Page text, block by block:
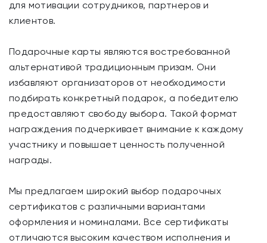
для мотивации сотрудников, партнеров и
клиентов.
Подарочные карты являются востребованной
альтернативой традиционным призам. Они
избавляют организаторов от необходимости
подбирать конкретный подарок, а победителю
предоставляют свободу выбора. Такой формат
награждения подчеркивает внимание к каждому
участнику и повышает ценность полученной
награды.
Мы предлагаем широкий выбор подарочных
сертификатов с различными вариантами
оформления и номиналами. Все сертификаты
отличаются высоким качеством исполнения и